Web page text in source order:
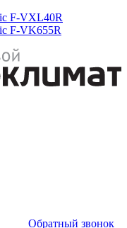
F-VXL40R
F-VK655R
Обратный звонок